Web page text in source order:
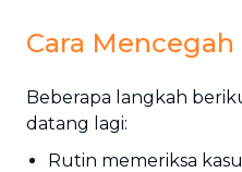
Cara
Beberapa langkah
datang lagi:
Rutin memeriksa